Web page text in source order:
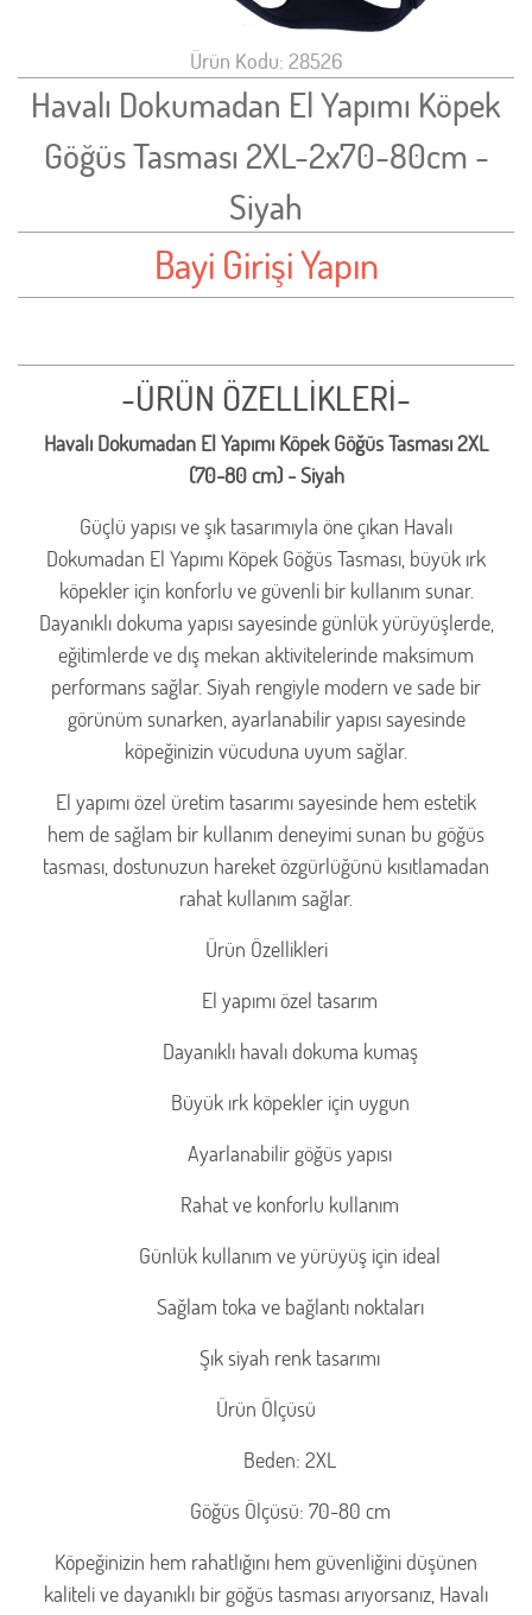
Ürün Kodu: 28526
Havalı Dokumadan El Yapımı Köpek
Göğüs Tasması 2XL-2x70-80cm -
Siyah
Bayi Girişi Yapın
-ÜRÜN ÖZELLİKLERİ-
Havalı Dokumadan El Yapımı Köpek Göğüs Tasması 2XL
(70-80 cm) - Siyah
Güçlü yapısı ve şık tasarımıyla öne çıkan Havalı
Dokumadan El Yapımı Köpek Göğüs Tasması, büyük ırk
köpekler için konforlu ve güvenli bir kullanım sunar.
Dayanıklı dokuma yapısı sayesinde günlük yürüyüşlerde,
eğitimlerde ve dış mekan aktivitelerinde maksimum
performans sağlar. Siyah rengiyle modern ve sade bir
görünüm sunarken, ayarlanabilir yapısı sayesinde
köpeğinizin vücuduna uyum sağlar.
El yapımı özel üretim tasarımı sayesinde hem estetik
hem de sağlam bir kullanım deneyimi sunan bu göğüs
tasması, dostunuzun hareket özgürlüğünü kısıtlamadan
rahat kullanım sağlar.
Ürün Özellikleri
El yapımı özel tasarım
Dayanıklı havalı dokuma kumaş
Büyük ırk köpekler için uygun
Ayarlanabilir göğüs yapısı
Rahat ve konforlu kullanım
Günlük kullanım ve yürüyüş için ideal
Sağlam toka ve bağlantı noktaları
Şık siyah renk tasarımı
Ürün Ölçüsü
Beden: 2XL
Göğüs Ölçüsü: 70-80 cm
Köpeğinizin hem rahatlığını hem güvenliğini düşünen
kaliteli ve dayanıklı bir göğüs tasması arıyorsanız, Havalı